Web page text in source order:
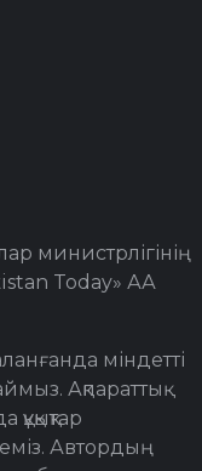
министрлігінің
Today» АА
міндетті
Ақпараттық
Автордың